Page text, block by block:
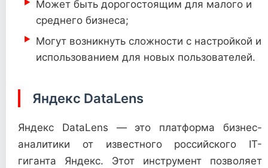
Может быть дорогостоящим для малого и
среднего бизнеса;
Могут возникнуть сложности с настройкой и
использованием для новых пользователей.
Яндекс DataLens
Яндекс DataLens — это платформа бизнес-
аналитики от известного российского IT-
гиганта Яндекс. Этот инструмент позволяет